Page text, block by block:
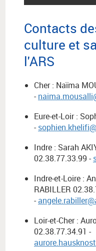
Contacts
culture et
l'ARS
Cher : Naïma
-
Eure-et-Loir :
-
Indre : Sarah
02.38.77.33.99 -
Indre-et-Loire :
RABILLER
-
Loir-et-Cher :
02.38.77.34.91 -